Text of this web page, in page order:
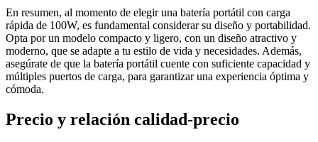
En resumen, al momento de elegir una batería portátil con carga
rápida de 100W, es fundamental considerar su diseño y portabilidad.
Opta por un modelo compacto y ligero, con un diseño atractivo y
moderno, que se adapte a tu estilo de vida y necesidades. Además,
asegúrate de que la batería portátil cuente con suficiente capacidad y
múltiples puertos de carga, para garantizar una experiencia óptima y
cómoda.
Precio y relación calidad-precio